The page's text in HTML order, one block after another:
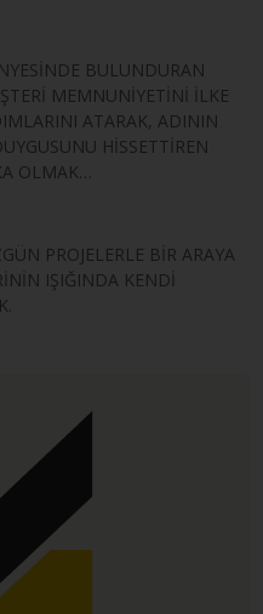
BULUNDURAN
MEMNUNİYETİNİ İLKE
ATARAK, ADININ
HİSSETTİREN
OLMAK…
PROJELERLE BİR ARAYA
IŞIĞINDA KENDİ